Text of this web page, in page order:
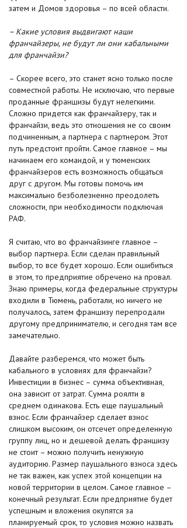
затем и Домов здоровья – по всей области.
– Какие условия выдвигают наши
франчайзеры, не будут ли они кабальными
для франчайзи?
– Скорее всего, это станет ясно только после
совместной работы. Не исключаю, что первые
проданные франшизы будут нелегкими.
Сложно придется как франчайзеру, так и
франчайзи, ведь это отношения не со своим
подчиненным, а партнера с партнером. Этот
путь предстоит пройти. Самое главное – мы
начинаем его командой, и у тюменских
франчайзеров есть возможность общаться
друг с другом. Мы готовы помочь им
максимально безболезненно преодолеть
сложности, при необходимости подключая
РАФ.
Я считаю, что во франчайзинге главное –
выбор партнера. Если сделан правильный
выбор, то все будет хорошо. Если ошибиться
в этом, то предприятие обречено на провал.
Знаю примеры, когда федеральные структуры
входили в Тюмень, работали, но ничего не
получалось, затем франшизу перепродали
другому предпринимателю, и сегодня там все
замечательно.
Давайте разберемся, что может быть
кабального в условиях для франчайзи?
Инвестиции в бизнес – сумма объективная,
она зависит от затрат. Сумма роялти в
среднем одинакова. Есть еще паушальный
взнос. Если франчайзер сделает взнос
слишком высоким, он отсечет определенную
группу лиц, но и дешевой делать франшизу
не стоит – можно получить ненужную
аудиторию. Размер паушального взноса здесь
не так важен, как успех этой концепции на
новой территории в целом. Самое главное –
конечный результат. Если предприятие будет
успешным и вложения окупятся за
планируемый срок, то условия можно назвать